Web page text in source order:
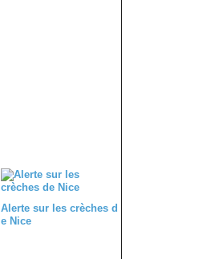
Alerte sur les crèches d
e Nice